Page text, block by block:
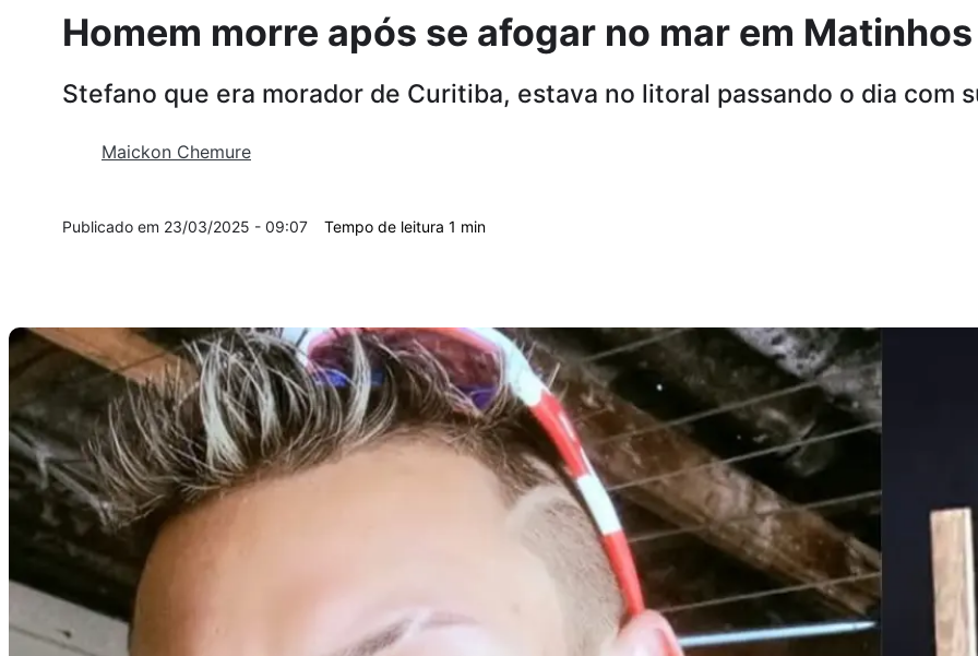
Homem morre após se afogar no mar em Matinhos
Stefano que era morador de Curitiba, estava no litoral passando o dia com
Maickon Chemure
23/03/2025 - 09:07